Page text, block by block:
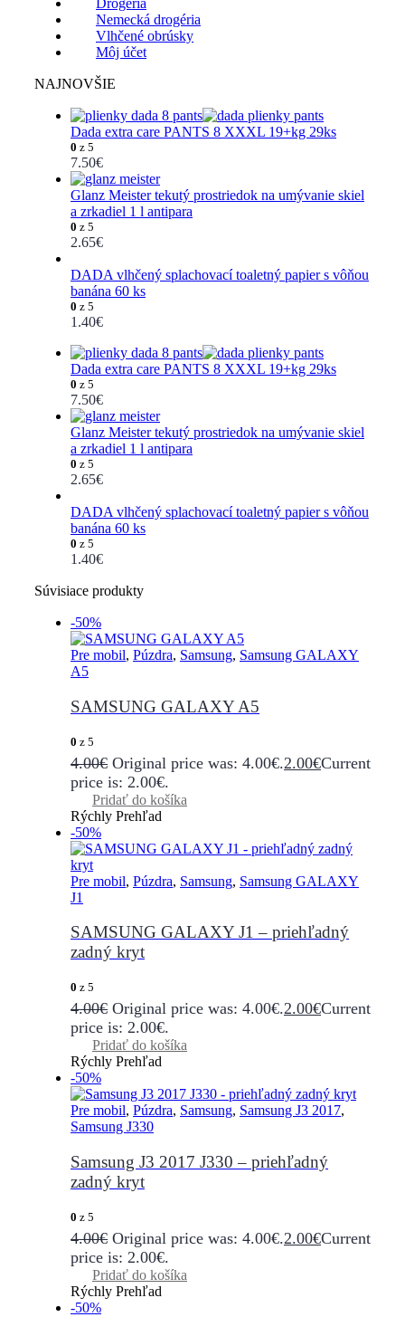
Drogéria
Nemecká drogéria
Vlhčené obrúsky
Môj účet
NAJNOVŠIE
Dada extra care PANTS 8 XXXL 19+kg 29ks
0 z 5
7.50€
Glanz Meister tekutý prostriedok na umývanie skiel
a zrkadiel 1 l antipara
0 z 5
2.65€
DADA vlhčený splachovací toaletný papier s vôňou
banána 60 ks
0 z 5
1.40€
Dada extra care PANTS 8 XXXL 19+kg 29ks
0 z 5
7.50€
Glanz Meister tekutý prostriedok na umývanie skiel
a zrkadiel 1 l antipara
0 z 5
2.65€
DADA vlhčený splachovací toaletný papier s vôňou
banána 60 ks
0 z 5
1.40€
Súvisiace produkty
-50%
Pre mobil, Púzdra, Samsung, Samsung GALAXY
A5
SAMSUNG GALAXY A5
0 z 5
4.00€ Original price was: 4.00€.2.00€Current
price is: 2.00€.
Pridať do košíka
Rýchly Prehľad
-50%
Pre mobil, Púzdra, Samsung, Samsung GALAXY
J1
SAMSUNG GALAXY J1 – priehľadný
zadný kryt
0 z 5
4.00€ Original price was: 4.00€.2.00€Current
price is: 2.00€.
Pridať do košíka
Rýchly Prehľad
-50%
Pre mobil, Púzdra, Samsung, Samsung J3 2017,
Samsung J330
Samsung J3 2017 J330 – priehľadný
zadný kryt
0 z 5
4.00€ Original price was: 4.00€.2.00€Current
price is: 2.00€.
Pridať do košíka
Rýchly Prehľad
-50%